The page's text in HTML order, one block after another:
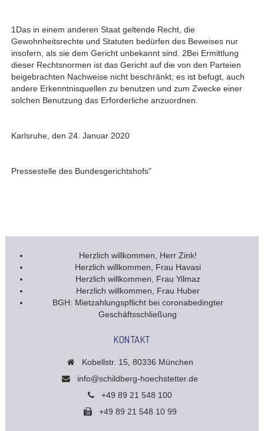
1Das in einem anderen Staat geltende Recht, die
Gewohnheitsrechte und Statuten bedürfen des Beweises nur
insofern, als sie dem Gericht unbekannt sind. 2Bei Ermittlung
dieser Rechtsnormen ist das Gericht auf die von den Parteien
beigebrachten Nachweise nicht beschränkt; es ist befugt, auch
andere Erkenntnisquellen zu benutzen und zum Zwecke einer
solchen Benutzung das Erforderliche anzuordnen.
Karlsruhe, den 24. Januar 2020
Pressestelle des Bundesgerichtshofs"
Herzlich willkommen, Herr Zink!
Herzlich willkommen, Frau Havasi
Herzlich willkommen, Frau Yilmaz
Herzlich willkommen, Frau Huber
BGH: Mietzahlungspflicht bei coronabedingter
Geschäftsschließung
KONTAKT
Kobellstr. 15, 80336 München
info@schildberg-hoechstetter.de
+49 89 21 548 100
+49 89 21 548 10 99